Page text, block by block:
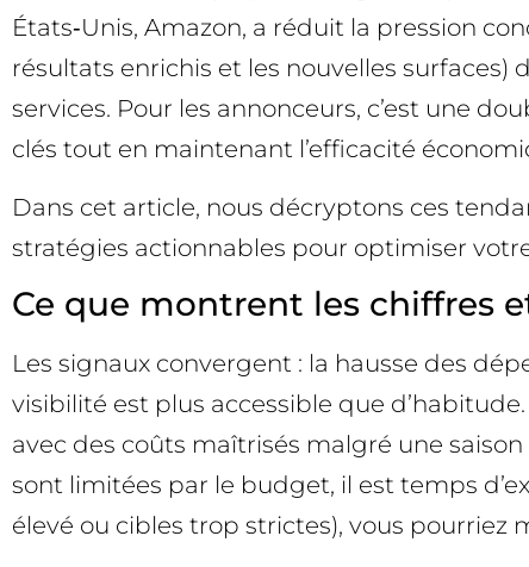
États‑Unis, Amazon, a réduit la pression
résultats enrichis et les nouvelles surfaces)
services. Pour les annonceurs, c’est une
clés tout en maintenant l’efficacité
Dans cet article, nous décryptons ces
stratégies actionnables pour optimiser
Ce que montrent les chiffres
Les signaux convergent : la hausse des
visibilité est plus accessible que
avec des coûts maîtrisés malgré une
sont limitées par le budget, il est temps
élevé ou cibles trop strictes), vous